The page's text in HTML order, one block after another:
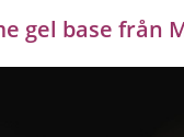
gel base från